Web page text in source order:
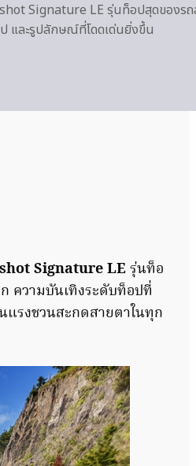
Signature LE รุ่นท็อปสุดของรถ
และรูปลักษณ์ที่โดดเด่นยิ่งขึ้น
Signature LEรุ่นท็อ
ความบันเทิงระดับท็อปที่
แรงชวนสะกดสายตาในทุก